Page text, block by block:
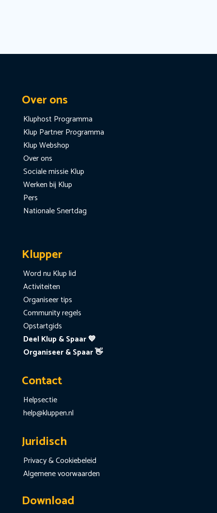
Over ons
Kluphost Programma
Klup Partner Programma
Klup Webshop
Over ons
Sociale missie Klup
Werken bij Klup
Pers
Nationale Snertdag
Klupper
Word nu Klup lid
Activiteiten
Organiseer tips
Community regels
Opstartgids
Deel Klup & Spaar 💙
Organiseer & Spaar 👋
Contact
Helpsectie
help@kluppen.nl
Juridisch
Privacy & Cookiebeleid
Algemene voorwaarden
Download